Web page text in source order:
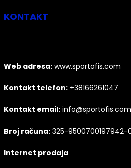
KONTAKT
Web adresa: www.sportofis.com
Kontakt telefon: +38166261047
Kontakt email: info@sportofis.com
Broj računa: 325-9500700197942-
Internet prodaja